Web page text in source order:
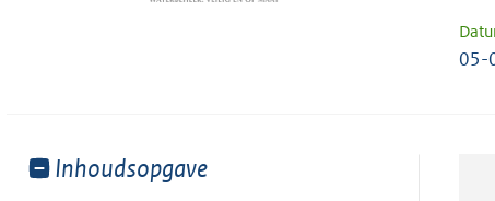
05-
Toon
Inhoudsopgave